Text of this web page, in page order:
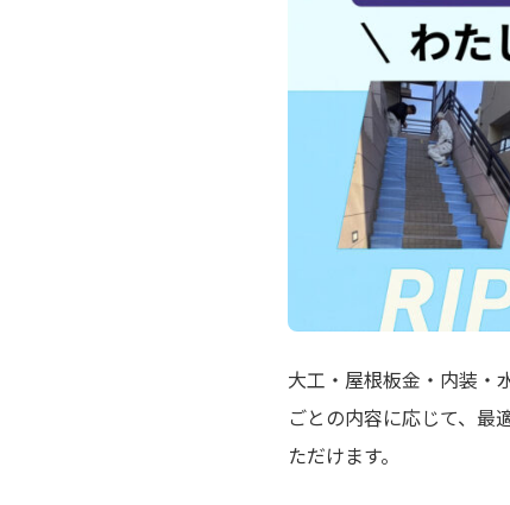
大工・屋根板金・内装・
ごとの内容に応じて、最
ただけます。